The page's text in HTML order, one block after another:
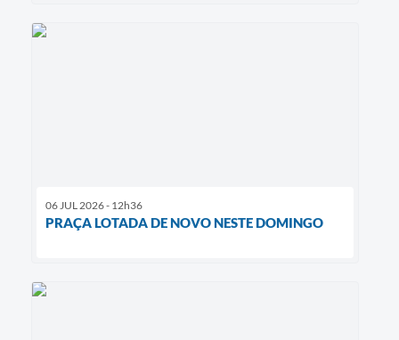
06 JUL 2026 - 12h36
PRAÇA LOTADA DE NOVO NESTE DOMINGO